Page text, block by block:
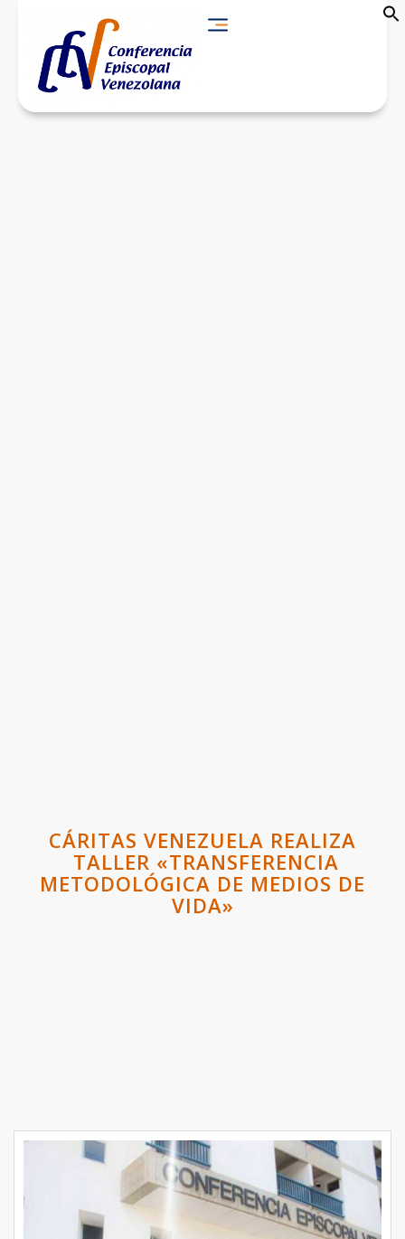
CÁRITAS VENEZUELA REALIZA
TALLER «TRANSFERENCIA
METODOLÓGICA DE MEDIOS DE
VIDA»